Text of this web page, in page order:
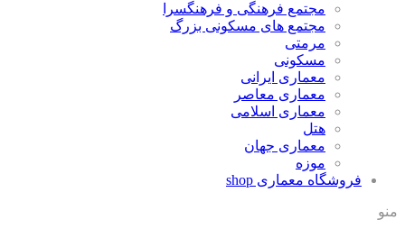
مجتمع فرهنگی و فرهنگسرا
مجتمع های مسکونی بزرگ
مرمتی
مسکونی
معماری ایرانی
معماری معاصر
معماری اسلامی
هتل
معماری جهان
موزه
فروشگاه معماری shop
منو